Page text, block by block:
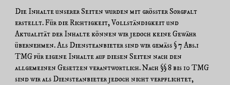
Die Inhalte unserer Seiten wurden mit größter Sorgfalt
erstellt. Für die Richtigkeit, Vollständigkeit und
Aktualität der Inhalte können wir jedoch keine Gewähr
übernehmen. Als Diensteanbieter sind wir gemäß § 7 Abs.1
TMG für eigene Inhalte auf diesen Seiten nach den
allgemeinen Gesetzen verantwortlich. Nach §§ 8 bis 10 TMG
sind wir als Diensteanbieter jedoch nicht verpflichtet,